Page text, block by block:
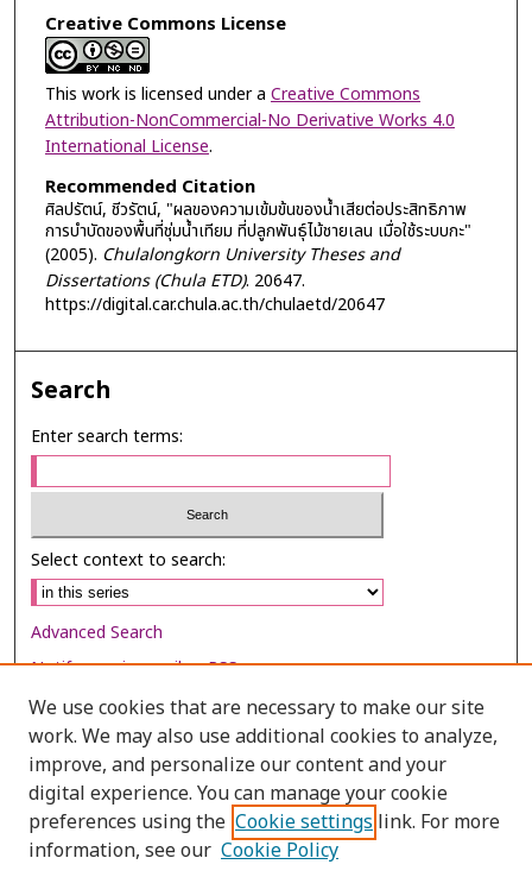
Creative Commons License
This work is licensed under a Creative Commons
Attribution-NonCommercial-No Derivative Works 4.0
International License.
Recommended Citation
ศิลปรัตน์, ชีวรัตน์, "ผลของความเข้มข้นของน้ำเสียต่อประสิทธิภาพ
การบำบัดของพื้นที่ชุ่มน้ำเทียม ที่ปลูกพันธุ์ไม้ชายเลน เมื่อใช้ระบบกะ"
(2005). Chulalongkorn University Theses and
Dissertations (Chula ETD). 20647.
https://digital.car.chula.ac.th/chulaetd/20647
Search
Enter search terms:
Select context to search:
Advanced Search
Notify me via email orRSS
Browse
Collections
Disciplines
Authors
We use cookies that are necessary to make our site
work. We may also use additional cookies to analyze,
improve, and personalize our content and your
digital experience. You can manage your cookie
preferences using the Cookie settings link. For more
information, see our Cookie Policy